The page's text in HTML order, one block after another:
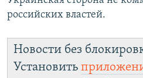
российских властей.
Новости без
Установить